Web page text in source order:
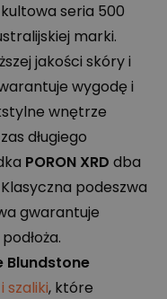
seria 500
marki.
jakości skóry i
wygodę i
wnętrze
długiego
PORON XRD dba
podeszwa
gwarantuje
Blundstone
szaliki, które